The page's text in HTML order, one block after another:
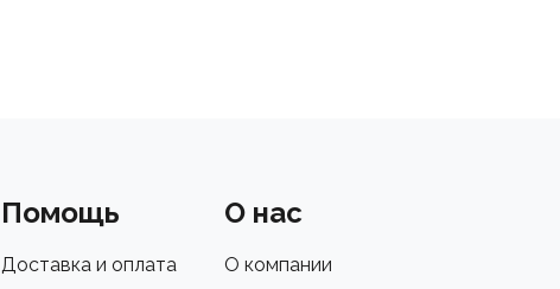
Помощь
Доставка и оплата
О нас
О компании